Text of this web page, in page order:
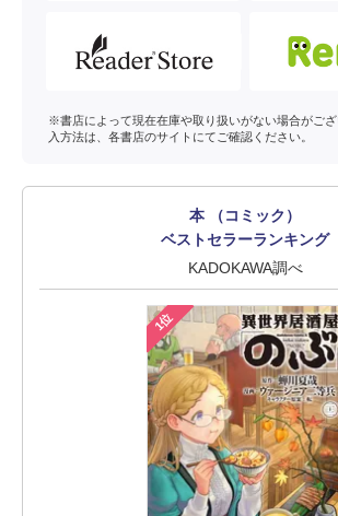
※書店によって現在在庫や取り扱いがない場合がご
入方法は、各書店のサイトにてご確認ください。
本 （コミック）
ベストセラーランキング
KADOKAWA調べ
1位